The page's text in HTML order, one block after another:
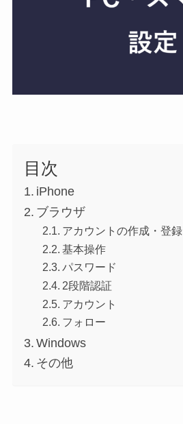
目次
iPhone
ブラウザ
アカウントの作成・登録
基本操作
パスワード
2段階認証
アカウント
フォロー
Windows
その他